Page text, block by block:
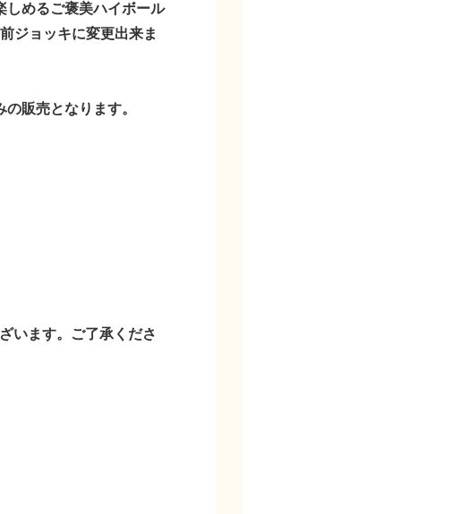
しめるご褒美ハイボール
ジョッキに変更出来ま
販売となります。
います。ご了承くださ